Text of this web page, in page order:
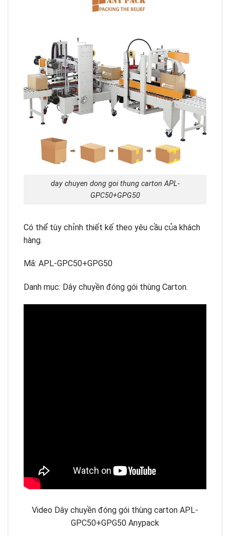
day chuyen dong goi thung carton APL-
GPC50+GPG50
Có thể tùy chỉnh thiết kế theo yêu cầu của khách
hàng.
Mã: APL-GPC50+GPG50
Danh mục: Dây chuyền đóng gói thùng Carton.
Video Dây chuyền đóng gói thùng carton APL-
GPC50+GPG50 Anypack